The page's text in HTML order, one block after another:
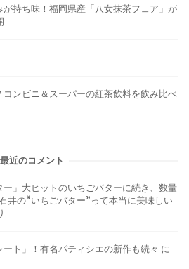
が持ち味！福岡県産「八女抹茶フェア」が
コンビニ＆スーパーの紅茶飲料を飲み比べ
最近のコメント
」大ヒットのいちごバターに続き、数量
井の“いちごバター”って本当に美味しい
ト」！有名パティシエの新作も続々 に